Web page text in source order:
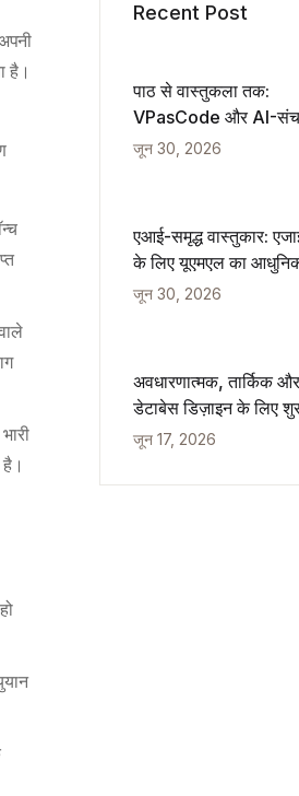
है।
Recent Post
पाठ से वास्तुकला तक:
VPasCode और AI-
आरेखण का एक हाथ से
जून 30, 2026
एआई-समृद्ध वास्तुकार:
के लिए यूएमएल का
जून 30, 2026
अवधारणात्मक, तार्किक
डेटाबेस डिज़ाइन के लिए
गाइड
जून 17, 2026